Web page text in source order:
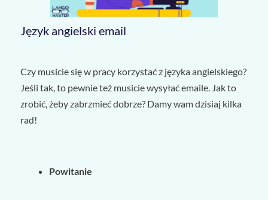
Język angielski email
Czy musicie się w pracy korzystać z języka angielskiego?
Jeśli tak, to pewnie też musicie wysyłać emaile. Jak to
zrobić, żeby zabrzmieć dobrze? Damy wam dzisiaj kilka
rad!
Powitanie